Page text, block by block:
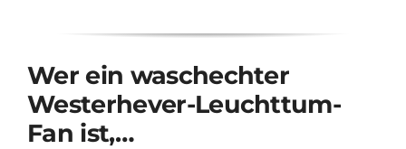
Wer ein waschechter
Westerhever-Leuchttum-
Fan ist,…